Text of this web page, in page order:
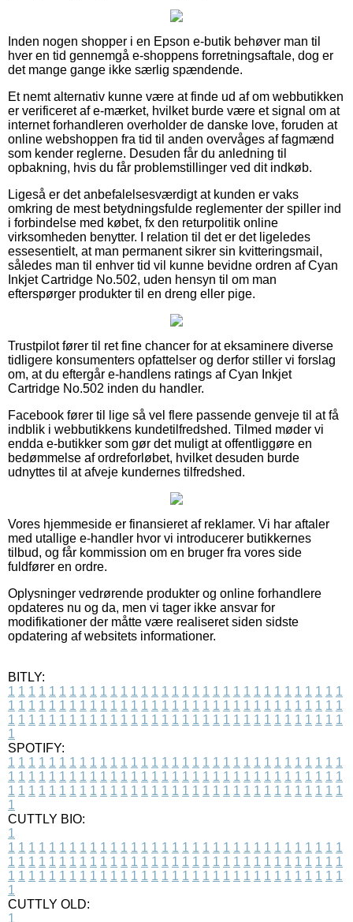
Inden nogen shopper i en Epson e-butik behøver man til
hver en tid gennemgå e-shoppens forretningsaftale, dog er
det mange gange ikke særlig spændende.
Et nemt alternativ kunne være at finde ud af om webbutikken
er verificeret af e-mærket, hvilket burde være et signal om at
internet forhandleren overholder de danske love, foruden at
online webshoppen fra tid til anden overvåges af fagmænd
som kender reglerne. Desuden får du anledning til
opbakning, hvis du får problemstillinger ved dit indkøb.
Ligeså er det anbefalelsesværdigt at kunden er vaks
omkring de mest betydningsfulde reglementer der spiller ind
i forbindelse med købet, fx den returpolitik online
virksomheden benytter. I relation til det er det ligeledes
essesentielt, at man permanent sikrer sin kvitteringsmail,
således man til enhver tid vil kunne bevidne ordren af Cyan
Inkjet Cartridge No.502, uden hensyn til om man
efterspørger produkter til en dreng eller pige.
Trustpilot fører til ret fine chancer for at eksaminere diverse
tidligere konsumenters opfattelser og derfor stiller vi forslag
om, at du eftergår e-handlens ratings af Cyan Inkjet
Cartridge No.502 inden du handler.
Facebook fører til lige så vel flere passende genveje til at få
indblik i webbutikkens kundetilfredshed. Tilmed møder vi
endda e-butikker som gør det muligt at offentliggøre en
bedømmelse af ordreforløbet, hvilket desuden burde
udnyttes til at afveje kundernes tilfredshed.
Vores hjemmeside er finansieret af reklamer. Vi har aftaler
med utallige e-handler hvor vi introducerer butikkernes
tilbud, og får kommission om en bruger fra vores side
fuldfører en ordre.
Oplysninger vedrørende produkter og online forhandlere
opdateres nu og da, men vi tager ikke ansvar for
modifikationer der måtte være realiseret siden sidste
opdatering af websitets informationer.
BITLY:
1 1 1 1 1 1 1 1 1 1 1 1 1 1 1 1 1 1 1 1 1 1 1 1 1 1 1 1 1 1 1 1 1
1 1 1 1 1 1 1 1 1 1 1 1 1 1 1 1 1 1 1 1 1 1 1 1 1 1 1 1 1 1 1 1 1
1 1 1 1 1 1 1 1 1 1 1 1 1 1 1 1 1 1 1 1 1 1 1 1 1 1 1 1 1 1 1 1 1
1
SPOTIFY:
1 1 1 1 1 1 1 1 1 1 1 1 1 1 1 1 1 1 1 1 1 1 1 1 1 1 1 1 1 1 1 1 1
1 1 1 1 1 1 1 1 1 1 1 1 1 1 1 1 1 1 1 1 1 1 1 1 1 1 1 1 1 1 1 1 1
1 1 1 1 1 1 1 1 1 1 1 1 1 1 1 1 1 1 1 1 1 1 1 1 1 1 1 1 1 1 1 1 1
1
CUTTLY BIO:
1
1 1 1 1 1 1 1 1 1 1 1 1 1 1 1 1 1 1 1 1 1 1 1 1 1 1 1 1 1 1 1 1 1
1 1 1 1 1 1 1 1 1 1 1 1 1 1 1 1 1 1 1 1 1 1 1 1 1 1 1 1 1 1 1 1 1
1 1 1 1 1 1 1 1 1 1 1 1 1 1 1 1 1 1 1 1 1 1 1 1 1 1 1 1 1 1 1 1 1
1
CUTTLY OLD:
1